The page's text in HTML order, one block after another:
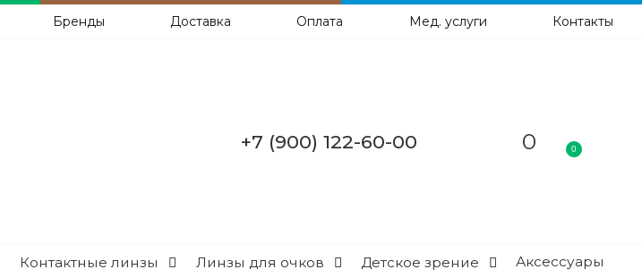
Бренды Доставка Оплата Мед. услуги Контакты
+7 (900) 122-60-00 0 0
Контактные линзы Линзы для очков Детское зрение Аксессуары